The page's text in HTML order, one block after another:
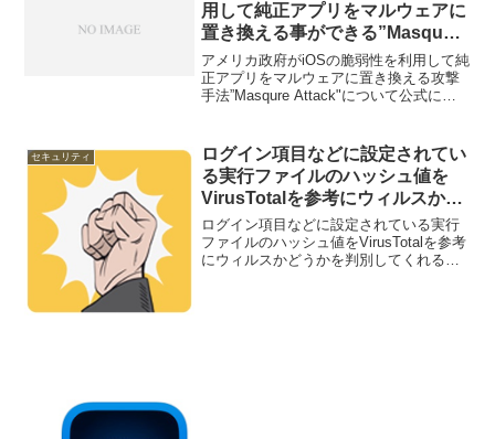
用して純正アプリをマルウェアに
置き換える事ができる”Masque
Attack”手法に対して警告。
アメリカ政府がiOSの脆弱性を利用して純
正アプリをマルウェアに置き換える攻撃
手法”Masqure Attack"について公式に警
セキュリティ
ログイン項目などに設定されてい
る実行ファイルのハッシュ値を
VirusTotalを参考にウィルスかど
うかを判別してくれるMac用アプ
リ「KnockKnock」がリリー
ス。
ログイン項目などに設定されている実行
ファイルのハッシュ値をVirusTotalを参考
にウィルスかどうかを判別してくれる